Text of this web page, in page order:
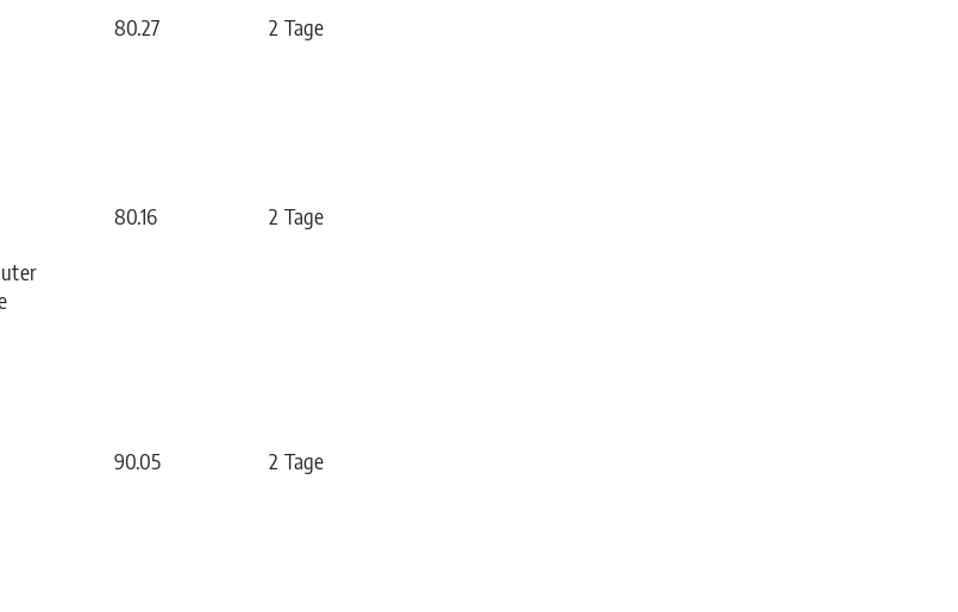
80.27 2 Tage
80.16 2 Tage
90.05 2 Tage